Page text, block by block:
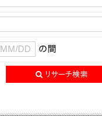
の間
リサーチ検索